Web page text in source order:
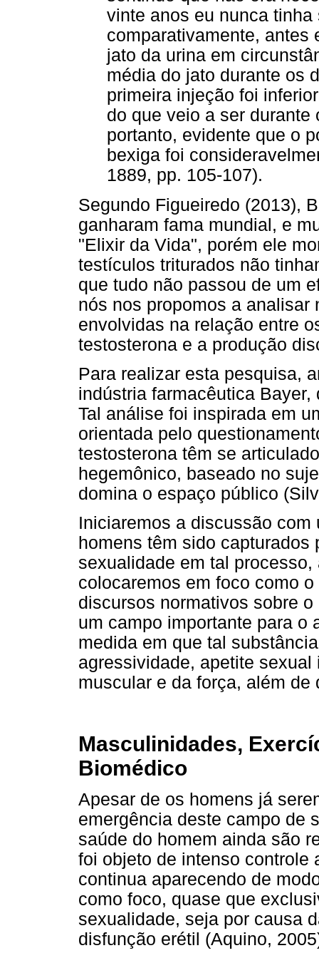
vinte anos eu nunca
comparativamente, antes
jato da urina em
média do jato durante os
primeira injeção foi
do que veio a ser
portanto, evidente que o
bexiga foi
1889, pp. 105-107).
Segundo Figueiredo (2013),
ganharam fama mundial, e
"Elixir da Vida", porém ele
testículos triturados não
que tudo não passou de um
nós nos propomos a
envolvidas na relação entre
testosterona e a produção
Para realizar esta pesquisa,
indústria farmacêutica
Tal análise foi inspirada em
orientada pelo
testosterona têm se
hegemônico, baseado no
domina o espaço público
Iniciaremos a discussão
homens têm sido
sexualidade em tal
colocaremos em foco como
discursos normativos sobre
um campo importante para o
medida em que tal
agressividade, apetite
muscular e da força, além de
Masculinidades,
Biomédico
Apesar de os homens já
emergência deste campo de
saúde do homem ainda são
foi objeto de intenso controle
continua aparecendo de
como foco, quase que
sexualidade, seja por causa
disfunção erétil (Aquino,